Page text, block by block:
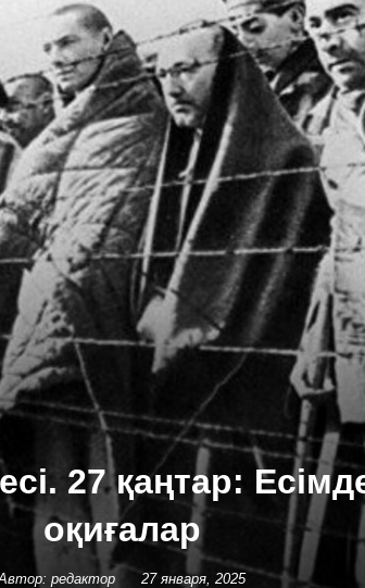
27 қаңтар:
оқиғалар
редактор 27 января, 2025